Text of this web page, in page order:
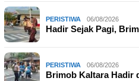
PERISTIWA 06/08/2026
Hadir Sejak Pagi,
PERISTIWA 06/08/2026
Brimob Kaltara Hadir